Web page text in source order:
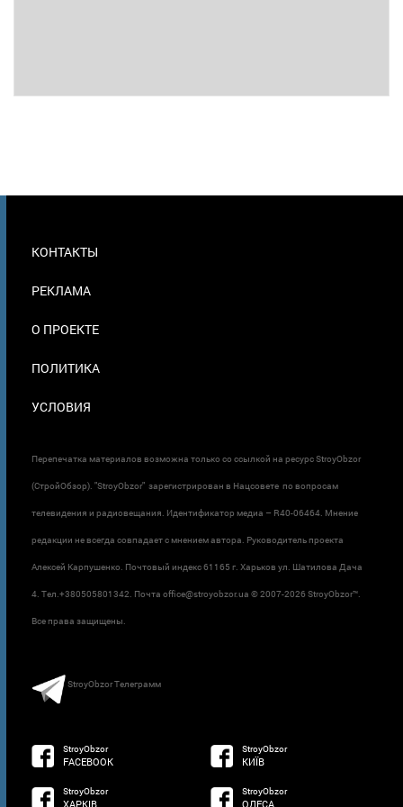
В
КОНТАКТЫ
РЕКЛАМА
О ПРОЕКТЕ
ПОЛИТИКА
УСЛОВИЯ
Перепечатка материалов возможна только со ссылкой на ресурс StroyObzor
(СтройОбзор). "StroyObzor" зарегистрирован в Нацсовете по вопросам
телевидения и радиовещания. Идентификатор медиа – R40-06464. Мнение
редакции не всегда совпадает с мнением автора. Руководитель проекта
Алексей Карпушенко. Почтовый индекс 61165 г. Харьков ул. Шатилова Дача
4. Тел.+380505801342. Почта office@stroyobzor.ua © 2007-2026 StroyObzor™.
Все права защищены.
StroyObzor Телеграмм
StroyObzor
FACEBOOK
StroyObzor
КИЇВ
StroyObzor
ХАРКІВ
StroyObzor
ОДЕСА